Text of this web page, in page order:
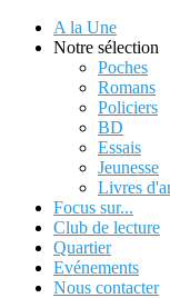
A la Une
Notre sélection
Poches
Romans
Policiers
BD
Essais
Jeunesse
Livres
Focus sur...
Club de lecture
Quartier
Evénements
Nous contacter